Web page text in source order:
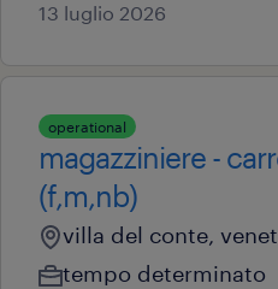
13 luglio 2026
operational
magazziniere -
(f,m,nb)
villa del conte,
tempo determinato